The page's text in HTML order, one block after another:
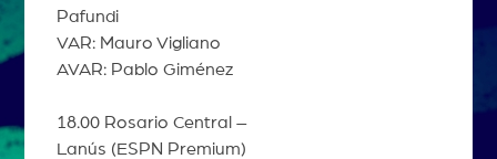
Pafundi
VAR: Mauro Vigliano
AVAR: Pablo Giménez
18.00 Rosario Central –
Lanús (ESPN Premium)